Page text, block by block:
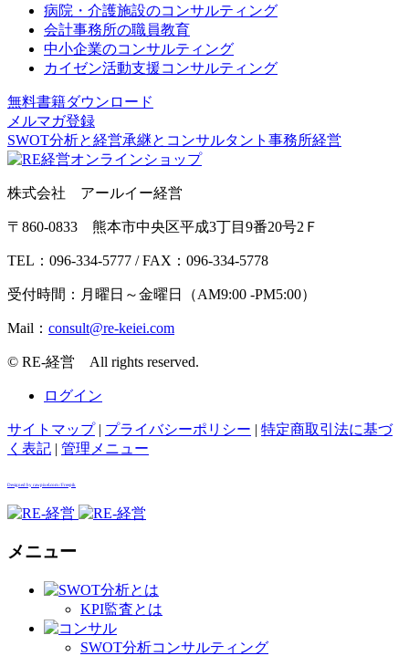
病院・介護施設のコンサルティング
会計事務所の職員教育
中小企業のコンサルティング
カイゼン活動支援コンサルティング
無料書籍ダウンロード
メルマガ登録
SWOT分析と経営承継とコンサルタント事務所経営
株式会社 アールイー経営
〒860-0833 熊本市中央区平成3丁目9番20号2Ｆ
TEL：096-334-5777 / FAX：096-334-5778
受付時間：月曜日～金曜日（AM9:00 -PM5:00）
Mail：
© RE-経営 All rights reserved.
ログイン
サイトマップ| プライバシーポリシー | 特定商取引法に基づ
く表記 | 管理メニュー
Designed by rawpixel.com / Freepik
メニュー
KPI監査とは
SWOT分析コンサルティング